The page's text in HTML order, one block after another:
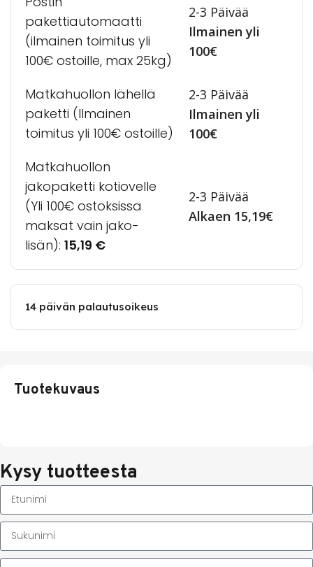
pakettiautomaatti
(ilmainen toimitus yli
100€ ostoille, max 25kg)
2-3 Päivää
Ilmainen yli
100€
Matkahuollon lähellä
paketti (Ilmainen
toimitus yli 100€ ostoille)
2-3 Päivää
Ilmainen yli
100€
Matkahuollon
jakopaketti kotiovelle
(Yli 100€ ostoksissa
maksat vain jako-
lisän): 15,19 €
2-3 Päivää
Alkaen 15,19€
14 päivän palautusoikeus
Tuotekuvaus
Kysy tuotteesta